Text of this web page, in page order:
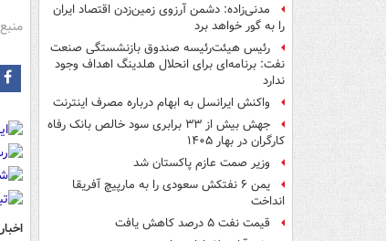
مدنی‌زاده: دشمن آرزوی زمین‌زدن اقتصاد ایران
را به گور خواهد برد
رئیس هیئت‌رئیسه صندوق بازنشستگی صنعت
نفت: برنامه‌ای برای انحلال هلدینگ اهداف وجود
ندارد
واکنش ایرانسل به ابهام درباره مصرف اینترنت
جهش بیش از ۳۳ برابری سود خالص بانک رفاه
کارگران در بهار ۱۴۰۵
وزیر صمت عازم پاکستان شد
یمن ۶ نفتکش سعودی را به مارپیچ آفریقا
انداخت
قیمت نفت ۵ درصد کاهش یافت